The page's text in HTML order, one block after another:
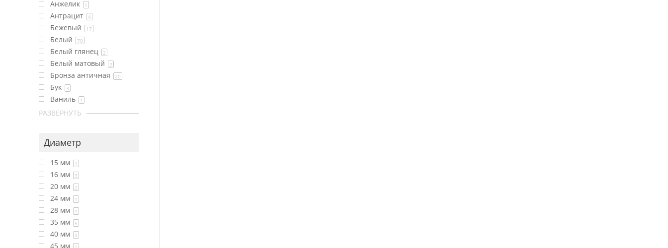
Анжелик 1
Антрацит 4
Бежевый 17
Белый 70
Белый глянец 2
Белый матовый 2
Бронза античная 20
Бук 3
Ваниль 1
РАЗВЕРНУТЬ
Диаметр
15 мм 1
16 мм 3
20 мм 2
24 мм 1
28 мм 1
35 мм 5
40 мм 3
45 мм